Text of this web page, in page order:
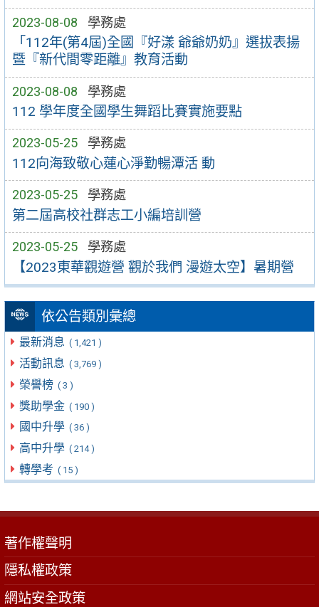
2023-08-08 學務處
「112年(第4屆)全國『好漾 爺爺奶奶』選拔表揚
暨『新代間零距離』教育活動
2023-08-08 學務處
112 學年度全國學生舞蹈比賽實施要點
2023-05-25 學務處
112向海致敬心蓮心淨勤暢潭活 動
2023-05-25 學務處
第二屆高校社群志工小編培訓營
2023-05-25 學務處
【2023東華觀遊營 觀於我們 漫遊太空】暑期營
依公告類別彙總
最新消息 ( 1,421 )
活動訊息 ( 3,769 )
榮譽榜 ( 3 )
獎助學金 ( 190 )
國中升學 ( 36 )
高中升學 ( 214 )
轉學考 ( 15 )
著作權聲明
隱私權政策
網站安全政策